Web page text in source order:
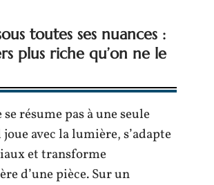
toutes ses nuances :
plus riche qu’on ne le
se résume pas à une seule
avec la lumière, s’adapte
et transforme
d’une pièce. Sur un